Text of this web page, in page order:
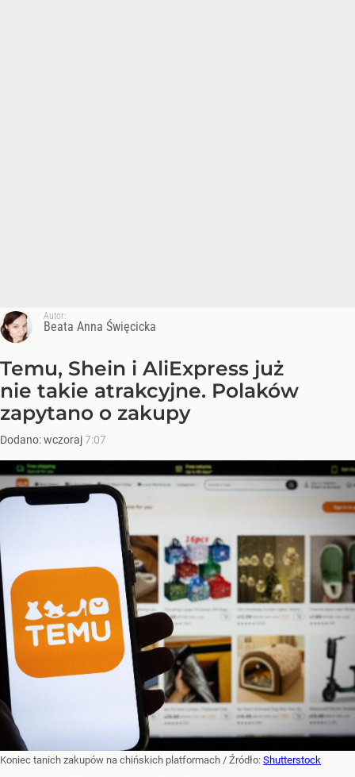
Autor:
Beata Anna Święcicka
Temu, Shein i AliExpress już
nie takie atrakcyjne. Polaków
zapytano o zakupy
Dodano:wczoraj7:07
Koniec tanich zakupów na chińskich platformach / Źródło: Shutterstock